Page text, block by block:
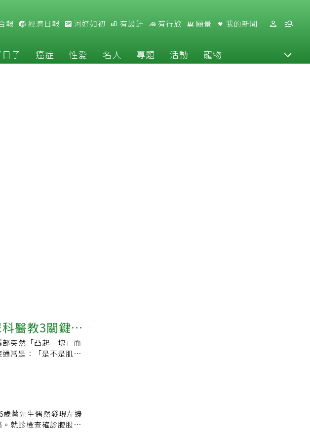
報 經濟日報 河好如初 有設計 有行旅 願景 我的新聞
子 癌症 性愛 名人 專題 活動 寵物
醫教3關鍵特
突然「凸起一塊」而
常是：「是不是肌肉
疝氣最常見的發生位
手術疤痕處（切口疝
明顯腫塊。．姿勢影
處會變小或消失。疝氣
便秘。．結構弱化：
蔡先生偶然發現左邊
就診檢查確診腹股溝